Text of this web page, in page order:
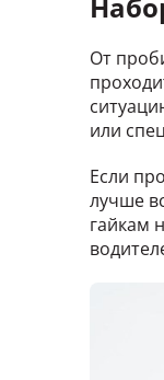
От
или
Если
лучше
гайкам